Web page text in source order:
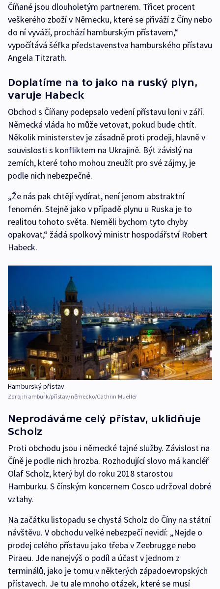
Číňané jsou dlouholetým partnerem. Třicet procent
veškerého zboží v Německu, které se přiváží z Číny nebo
do ní vyváží, prochází hamburským přístavem,“
vypočítává šéfka představenstva hamburského přístavu
Angela Titzrath.
Doplatíme na to jako na ruský plyn,
varuje Habeck
Obchod s Číňany podepsalo vedení přístavu loni v září.
Německá vláda ho může vetovat, pokud bude chtít.
Několik ministerstev je zásadně proti prodeji, hlavně v
souvislosti s konfliktem na Ukrajině. Být závislý na
zemích, které toho mohou zneužít pro své zájmy, je
podle nich nebezpečné.
„Že nás pak chtějí vydírat, není jenom abstraktní
fenomén. Stejně jako v případě plynu u Ruska je to
realitou tohoto světa. Neměli bychom tyto chyby
opakovat,“ žádá spolkový ministr hospodářství Robert
Habeck.
Hamburský přístav
Zdroj: hamburk/přístav/německo/Cathrin Mueller
Neprodáváme celý přístav, uklidňuje
Scholz
Proti obchodu jsou i německé tajné služby. Závislost na
Číně je podle nich hrozba. Rozhodující slovo má kancléř
Olaf Scholz, který byl do roku 2018 starostou
Hamburku. S čínským koncernem Cosco udržoval dobré
vztahy.
Na začátku listopadu se chystá Scholz do Číny na státní
návštěvu. V obchodu velké nebezpečí nevidí: „Nejde o
prodej celého přístavu jako třeba v Zeebrugge nebo
Piraeu. Jde nanejvýš o podíl a účast v jednom z
terminálů, jako je tomu v některých západoevropských
přístavech. Je tu ale mnoho otázek, které se musí